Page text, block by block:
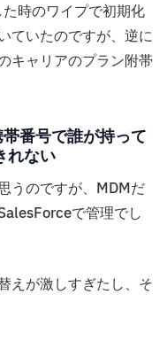
時のワイプで初期化
ていたのですが、逆に
キャリアのプラン附帯
番号で誰が持って
れない
うのですが、MDMだ
で管理でし
えが激しすぎたし、そ